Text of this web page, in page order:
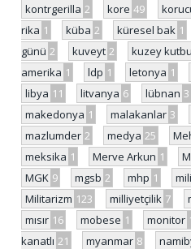
kontrgerilla 2 kore 49
rika 1 küba 2 küresel bak 1
günü 2 kuveyt 2 kuzey kutbu
amerika 1 ldp 1 letonya 1
libya 11 litvanya 6 lübnan 3
makedonya 1 malakanlar 3
mazlumder 2 medya 25
meksika 1 Merve Arkun 1
MGK 9 mgsb 2 mhp 1
Militarizm 123 milliyetçilik 7
mısır 16 mobese 1 monitor
kanatlı 21 myanmar 8